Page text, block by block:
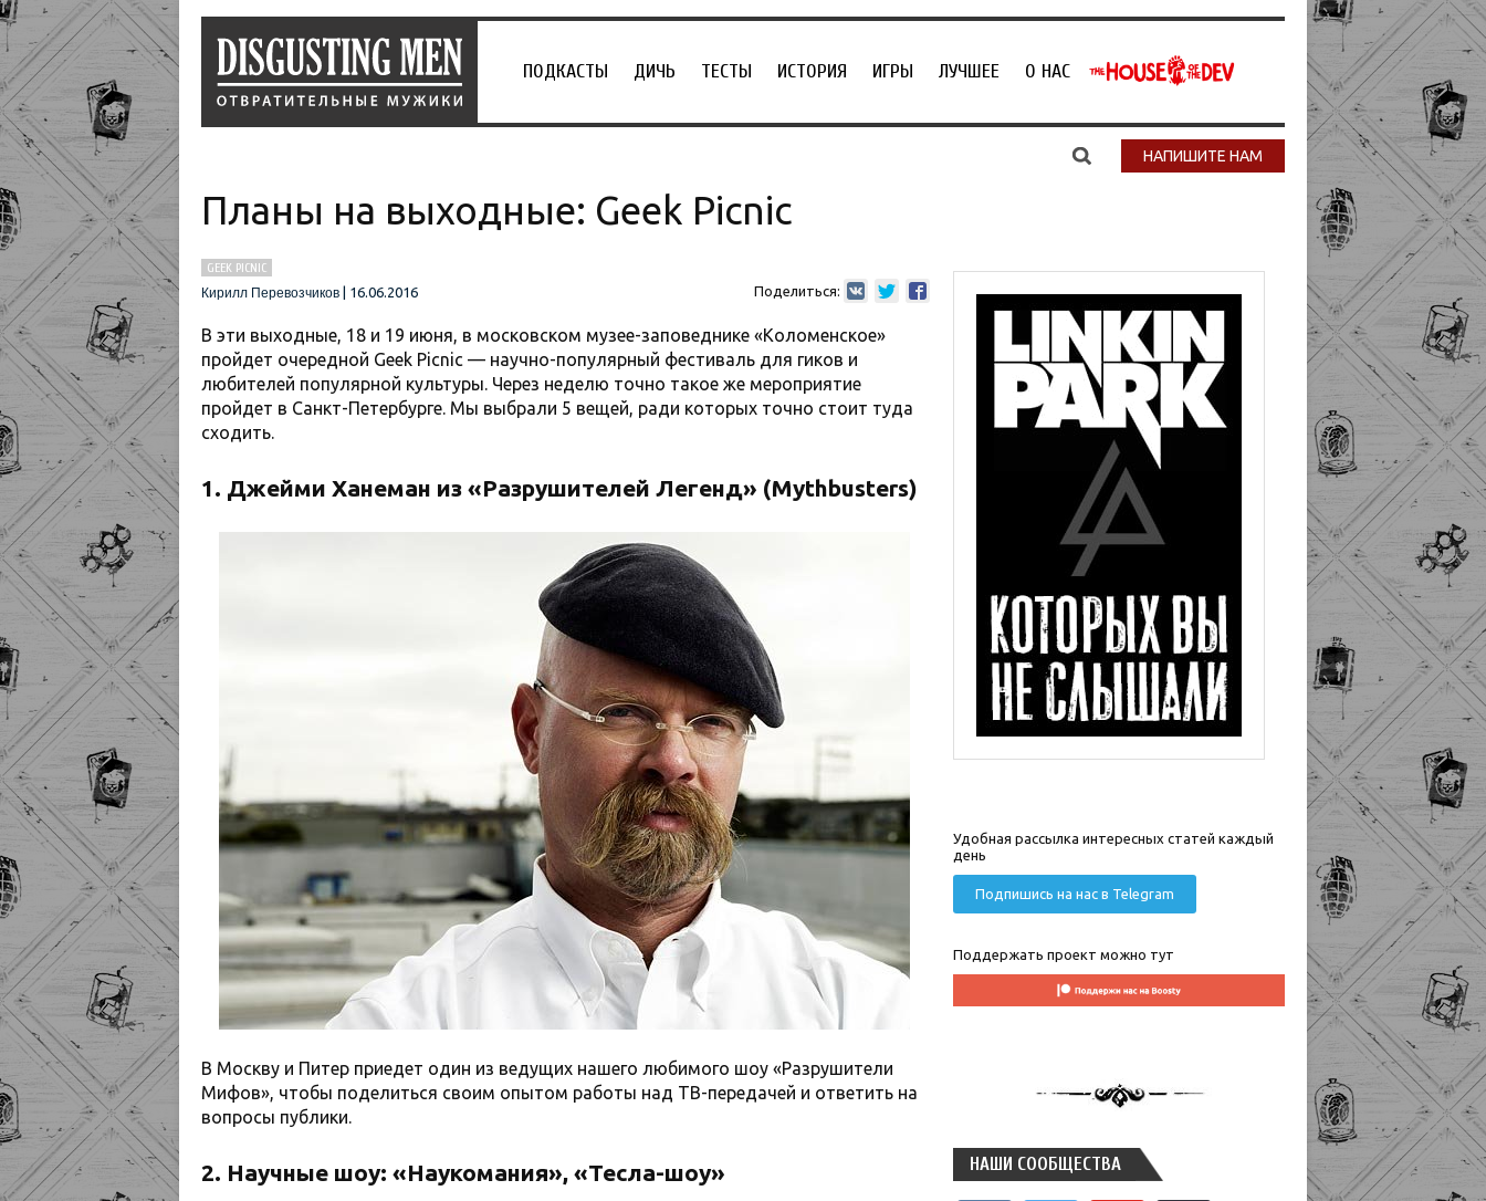
ПОДКАСТЫ ДИЧЬ ТЕСТЫ ИСТОРИЯ ИГРЫ ЛУЧШЕЕ О НАС
НАПИШИТЕ НАМ
Планы на выходные: Geek Picnic
GEEK PICNIC
Кирилл Перевозчиков
16.06.2016 Поделиться:
В эти выходные, 18 и 19 июня, в московском музее-заповеднике «Коломенское»
пройдет очередной Geek Picnic — научно-популярный фестиваль для гиков и
любителей популярной культуры. Через неделю точно такое же мероприятие
пройдет в Санкт-Петербурге. Мы выбрали 5 вещей, ради которых точно стоит туда
сходить.
1. Джейми Ханеман из «Разрушителей Легенд» (Mythbusters)
В Москву и Питер приедет один из ведущих нашего любимого шоу «Разрушители
Мифов», чтобы поделиться своим опытом работы над ТВ-передачей и ответить на
вопросы публики.
2. Научные шоу: «Наукомания», «Тесла-шоу»
Удобная рассылка интересных статей каждый
день
Подпишись на нас в Telegram
Поддержать проект можно тут
НАШИ СООБЩЕСТВА